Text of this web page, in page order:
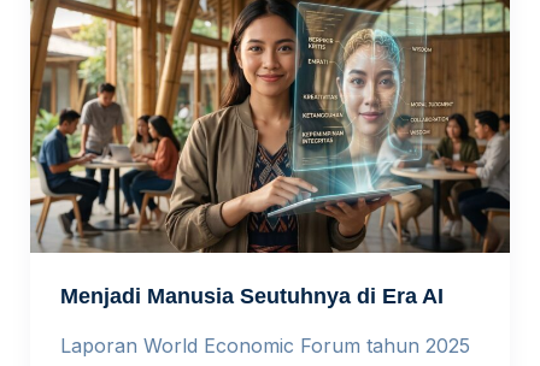
Selama bertahun-tahun, sekolah dan dunia
kerja sangat […]
Menjadi Manusia Seutuhnya di Era AI
Laporan World Economic Forum tahun 2025